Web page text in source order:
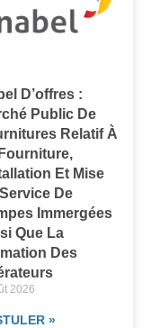
D’offres :
Public De
Relatif À
Et Mise
De
Immergées
Que La
Des
2026
»